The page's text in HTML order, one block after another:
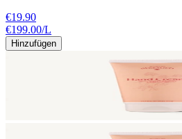
€19.90
€199.00/L
Hinzufügen